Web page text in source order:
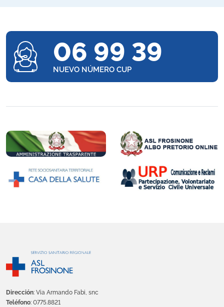
06 99 39
NUEVO NÚMERO CUP
Dirección: Via Armando Fabi, snc
Teléfono: 0775.8821